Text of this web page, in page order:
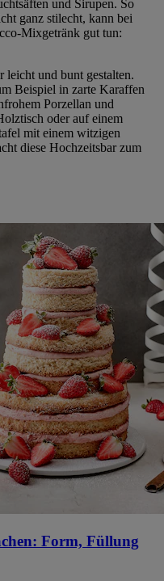
und Sirupen. So
ganz stilecht, kann bei
Mixgetränk gut tun:
leicht und bunt gestalten.
Beispiel in zarte Karaffen
Porzellan und
oder auf einem
mit einem witzigen
diese Hochzeitsbar zum
Form, Füllung